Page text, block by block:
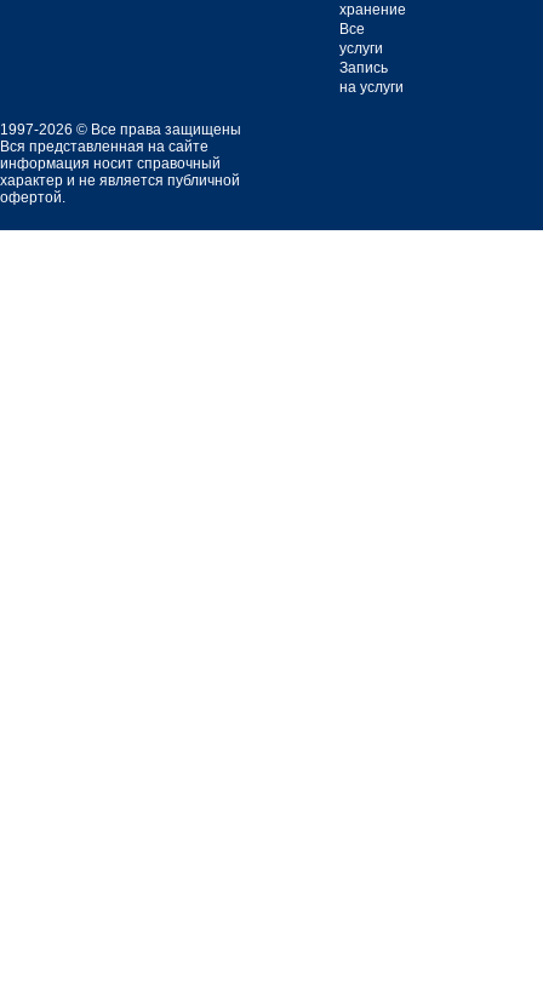
хранение
Все
услуги
Запись
на услуги
1997-2026 © Все права защищены
Вся представленная на сайте
информация носит справочный
характер и не является публичной
офертой.